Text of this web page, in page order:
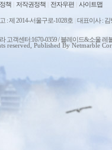
책 저작권정책 전자우편 사이트맵
: 제 2014-서울구로-1028호 대표이사 : 김
고객센터:1670-0359 / 블레이드&소울
Published By Netmarble